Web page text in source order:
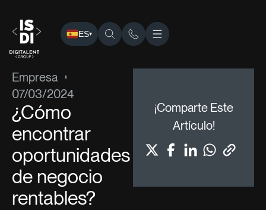
ES▾
ISDI› ›Empresa› ¿Cómo encontrar oportunidades
Empresa
07/03/2024
¿Cómo
encontrar
oportunidades
de negocio
rentables?
¡Comparte Este
Artículo!